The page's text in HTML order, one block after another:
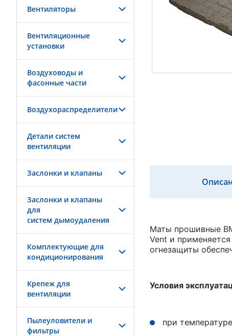
Вентиляторы
Вентиляционные
установки
Воздуховоды и
фасонные части
Воздухораспределители
Детали систем
вентиляции
Заслонки и клапаны
Заслонки и клапаны
для
систем дымоудаления
Комплектующие для
кондиционирования
Крепеж для
вентиляции
Пылеуловители и
фильтры
Маты прошивные
Vent и
огнезащиты
Условия
при